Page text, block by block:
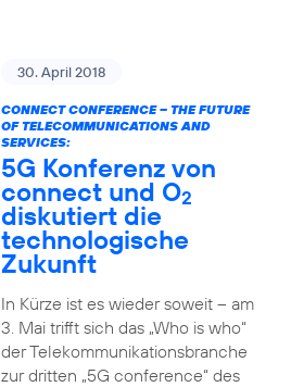
30. April 2018
CONNECT CONFERENCE – THE FUTURE
OF TELECOMMUNICATIONS AND
SERVICES:
5G Konferenz von
connect und O2
diskutiert die
technologische
Zukunft
In Kürze ist es wieder soweit – am
3. Mai trifft sich das „Who is who“
der Telekommunikationsbranche
zur dritten „5G conference“ des